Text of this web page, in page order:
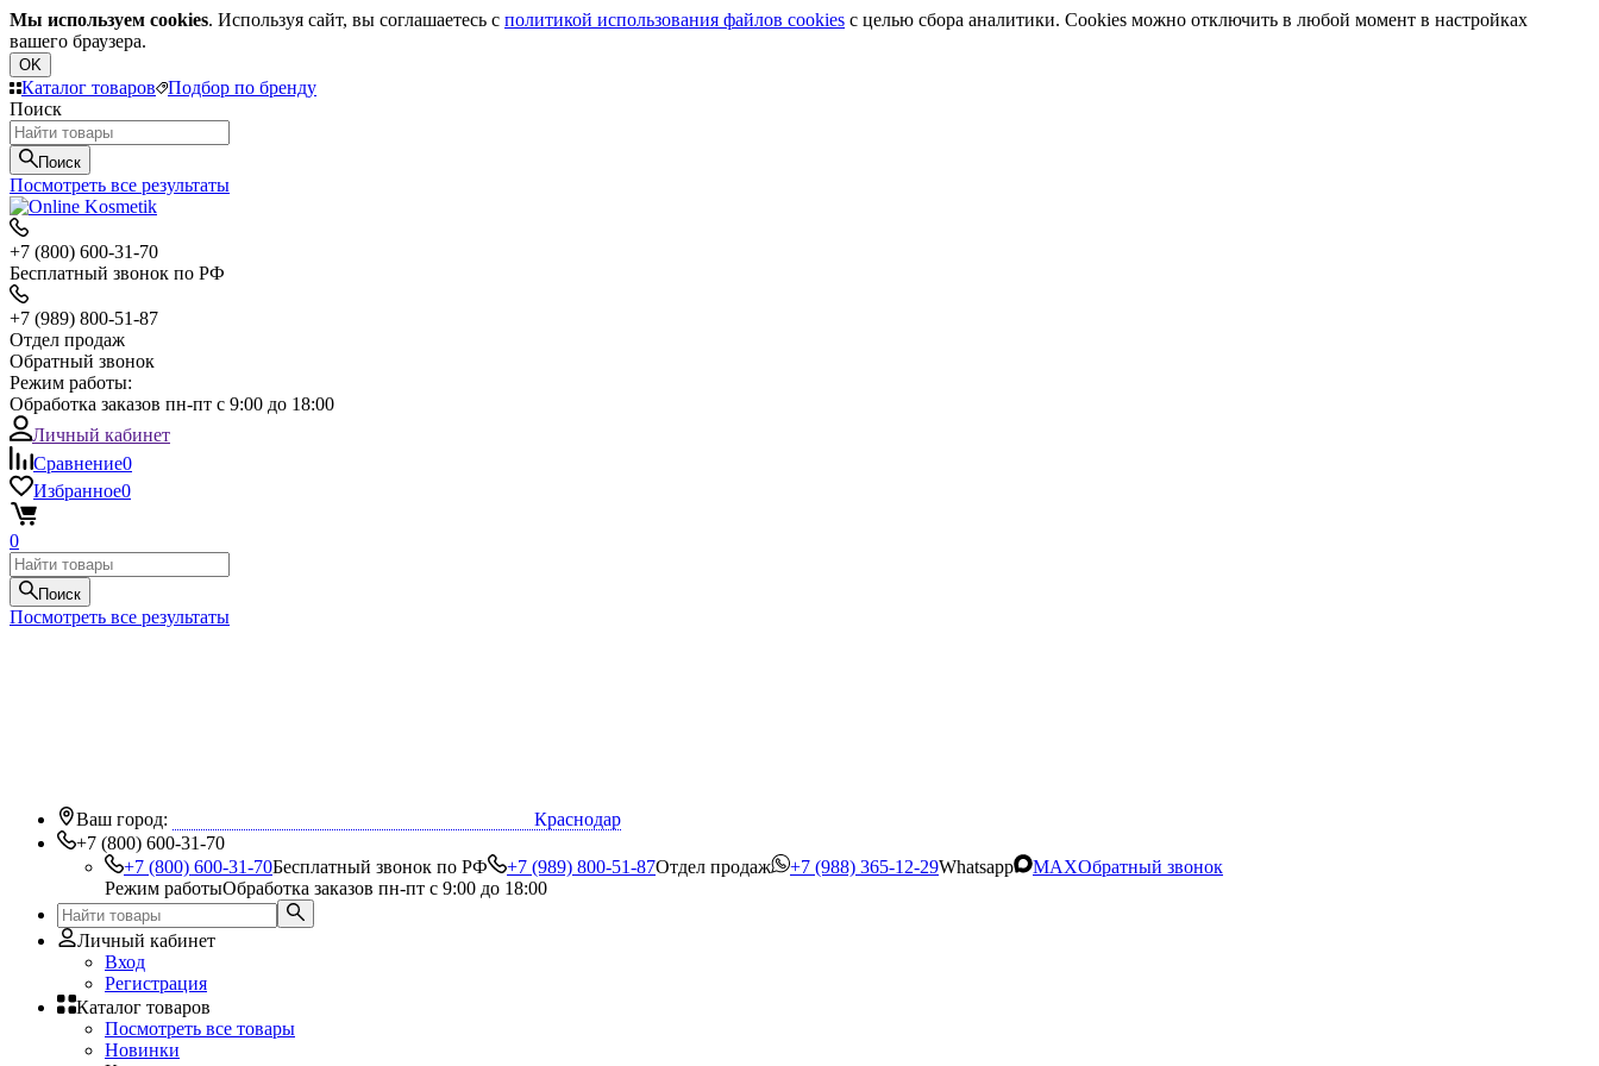
Мы используем cookies. Используя сайт, вы соглашаетесь с политикой использования файлов cookies с целью сбора аналитики. Cookies можно отключить в любой момент в настройках
вашего браузера.
OK
Каталог товаров
Подбор по бренду
Поиск
Поиск
Посмотреть все результаты
+7 (800) 600-31-70
Бесплатный звонок по РФ
+7 (989) 800-51-87
Отдел продаж
Обратный звонок
Режим работы:
Обработка заказов пн-пт с 9:00 до 18:00
Личный кабинет
Сравнение0
Избранное0
0
Поиск
Посмотреть все результаты
Ваш город:
Краснодар
+7 (800) 600-31-70
+7 (800) 600-31-70Бесплатный звонок по РФ +7 (989) 800-51-87Отдел продаж +7 (988) 365-12-29Whatsapp MAXОбратный звонок
Режим работыОбработка заказов пн-пт с 9:00 до 18:00
Личный кабинет
Вход
Регистрация
Каталог товаров
Посмотреть все товары
Новинки